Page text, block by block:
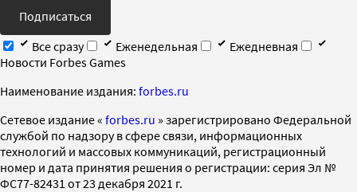
Подписаться
Все сразу
Еженедельная
Ежедневная
Новости Forbes Games
Наименование издания: forbes.ru
Cетевое издание « forbes.ru » зарегистрировано Федеральной
службой по надзору в сфере связи, информационных
технологий и массовых коммуникаций, регистрационный
номер и дата принятия решения о регистрации: серия Эл №
ФС77-82431 от 23 декабря 2021 г.